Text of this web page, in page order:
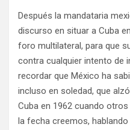
Después la mandataria
discurso en situar a Cuba
foro multilateral, para que
contra cualquier intento de
recordar que México ha
incluso en soledad, que
Cuba en 1962 cuando
la fecha creemos,